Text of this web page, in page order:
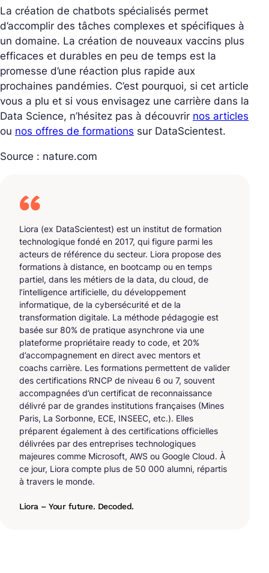
La création de chatbots spécialisés permet
d’accomplir des tâches complexes et spécifiques à
un domaine. La création de nouveaux vaccins plus
efficaces et durables en peu de temps est la
promesse d’une réaction plus rapide aux
prochaines pandémies. C’est pourquoi, si cet article
vous a plu et si vous envisagez une carrière dans la
Data Science, n’hésitez pas à découvrir nos articles
ou nos offres de formations sur DataScientest.
Source : nature.com
Liora (ex DataScientest) est un institut de formation
technologique fondé en 2017, qui figure parmi les
acteurs de référence du secteur. Liora propose des
formations à distance, en bootcamp ou en temps
partiel, dans les métiers de la data, du cloud, de
l’intelligence artificielle, du développement
informatique, de la cybersécurité et de la
transformation digitale. La méthode pédagogie est
basée sur 80% de pratique asynchrone via une
plateforme propriétaire ready to code, et 20%
d’accompagnement en direct avec mentors et
coachs carrière. Les formations permettent de valider
des certifications RNCP de niveau 6 ou 7, souvent
accompagnées d’un certificat de reconnaissance
délivré par de grandes institutions françaises (Mines
Paris, La Sorbonne, ECE, INSEEC, etc.). Elles
préparent également à des certifications officielles
délivrées par des entreprises technologiques
majeures comme Microsoft, AWS ou Google Cloud. À
ce jour, Liora compte plus de 50 000 alumni, répartis
à travers le monde.
Liora – Your future. Decoded.